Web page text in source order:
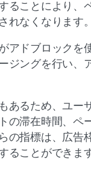
ることにより、
れなくなります。
アドブロックを
ジングを行い、
あるため、ユー
の滞在時間、ペ
の指標は、広告
ることができます